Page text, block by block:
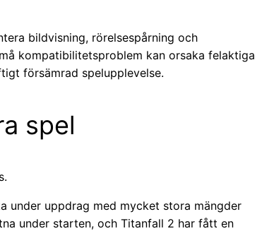
bildvisning, rörelsespårning och
kompatibilitetsproblem kan orsaka felaktiga
försämrad spelupplevelse.
spel
under uppdrag med mycket stora mängder
under starten, och Titanfall 2 har fått en